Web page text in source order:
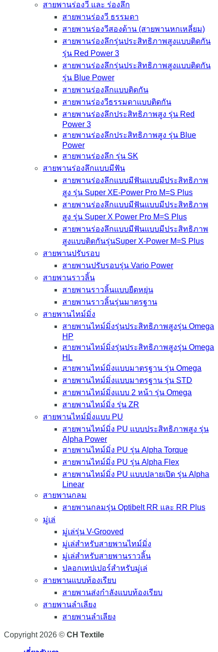
สายพานร่องวี และ ร่องลึก
สายพานร่องวี ธรรมดา
สายพานร่องวีสองด้าน (สายพานหกเหลี่ยม)
สายพานร่องลึกรุ่นประสิทธิภาพสูงแบบติดกัน
รุ่น Red Power 3
สายพานร่องลึกรุ่นประสิทธิภาพสูงแบบติดกัน
รุ่น Blue Power
สายพานร่องลึกแบบติดกัน
สายพานร่องวีธรรมดาแบบติดกัน
สายพานร่องลึกประสิทธิภาพสูง รุ่น Red
Power 3
สายพานร่องลึกประสิทธิภาพสูง รุ่น Blue
Power
สายพานร่องลึก รุ่น SK
สายพานร่องลึกแบบมีฟัน
สายพานร่องลึกแบบมีฟันแบบมีประสิทธิภาพ
สูง รุ่น Super XE-Power Pro M=S Plus
สายพานร่องลึกแบบมีฟันแบบมีประสิทธิภาพ
สูง รุ่น Super X Power Pro M=S Plus
สายพานร่องลึกแบบมีฟันแบบมีประสิทธิภาพ
สูงแบบติดกันรุ่นSuper X-Power M=S Plus
สายพานปรับรอบ
สายพานปรับรอบรุ่น Vario Power
สายพานราวลิ้น
สายพานราวลิ้นแบบยืดหยุ่น
สายพานราวลิ้นรุ่นมาตรฐาน
สายพานไทม์มิ่ง
สายพานไทม์มิ่งรุ่นประสิทธิภาพสูงรุ่น Omega
HP
สายพานไทม์มิ่งรุ่นประสิทธิภาพสูงรุ่น Omega
HL
สายพานไทม์มิ่งแบบมาตรฐาน รุ่น Omega
สายพานไทม์มิ่งแบบมาตรฐาน รุ่น STD
สายพานไทม์มิ่งแบบ 2 หน้า รุ่น Omega
สายพานไทม์มิ่ง รุ่น ZR
สายพานไทม์มิ่งแบบ PU
สายพานไทม์มิ่ง PU แบบประสิทธิภาพสูง รุ่น
Alpha Power
สายพานไทม์มิ่ง PU รุ่น Alpha Torque
สายพานไทม์มิ่ง PU รุ่น Alpha Flex
สายพานไทม์มิ่ง PU แบบปลายเปิด รุ่น Alpha
Linear
สายพานกลม
สายพานกลมรุ่น Optibelt RR และ RR Plus
มู่เล่
มู่เล่รุ่น V-Grooved
มู่เล่สำหรับสายพานไทม์มิ่ง
มู่เล่สำหรับสายพานราวลิ้น
ปลอกเทปเปอร์สำหรับมู่เล่
สายพานแบบท้องเรียบ
สายพานส่งกำลังแบบท้องเรียบ
สายพานลำเลียง
สายพานลำเลียง
Copyright 2026 © CH Textile